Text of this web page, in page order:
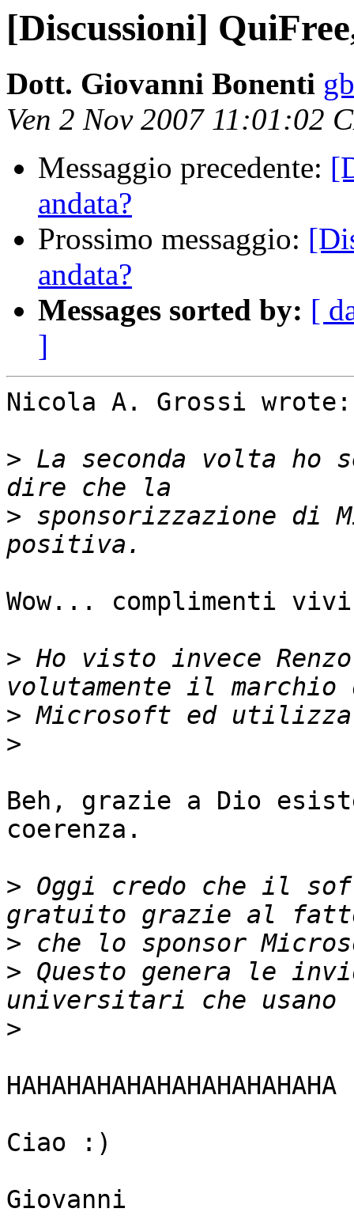
[Discussioni]
Dott. Giovanni Bonenti
Ven 2 Nov 2007 11:01:02
Messaggio precedente:
andata?
Prossimo messaggio:
andata?
Messages sorted by: [
]
Nicola A. Grossi wrote:
> La seconda volta ho
> sponsorizzazione di
Wow... complimenti
> Ho visto invece
>
>
Beh, grazie a Dio
coerenza.
> Oggi credo che il
>
> Questo genera le
>
Ciao :)
Giovanni